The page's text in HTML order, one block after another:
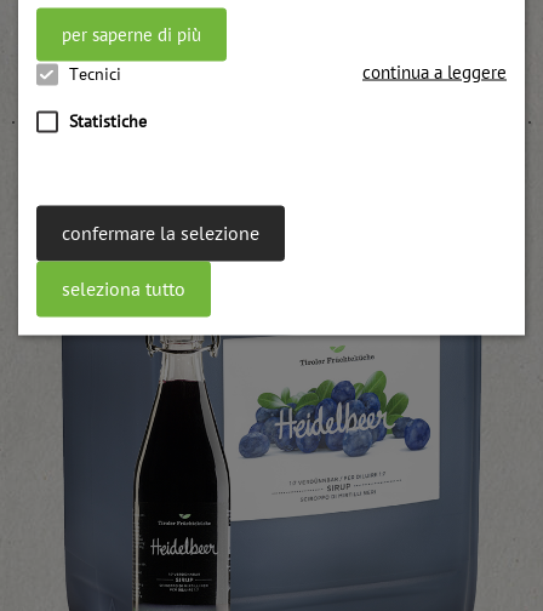
per saperne di più
Tecnici
Statistiche
continua a leggere
confermare la selezione
seleziona tutto
Confettura UWE di amarene passate e per cottura